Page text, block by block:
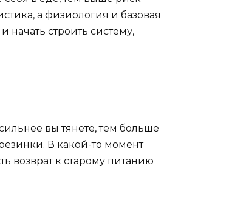
а физиология и базовая
начать строить систему,
вы тянете, тем больше
В какой-то момент
возврат к старому питанию